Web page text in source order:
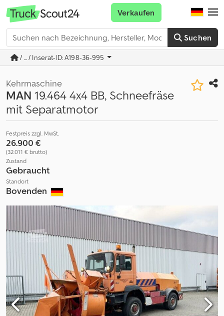
Suchen
Verkaufen
/ ... / Inserat-ID: A198-36-995
Kehrmaschine
MAN 19.464 4x4 BB, Schneefräse
mit Separatmotor
Festpreis zzgl. MwSt.
26.900 €
(32.011 € brutto)
Zustand
Gebraucht
Standort
Bovenden